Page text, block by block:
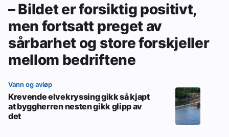
– Bildet er forsiktig positivt,
men fortsatt preget av
sårbarhet og store forskjeller
mellom bedriftene
Vann og avløp
Krevende elvekryssing gikk så kjapt
at byggherren nesten gikk glipp av
det